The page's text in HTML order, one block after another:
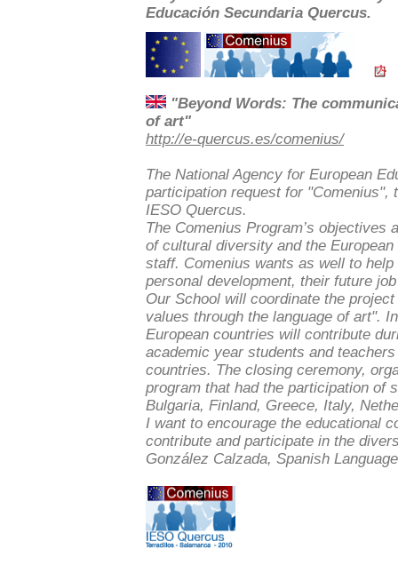
Educación Secundaria Quercus.
"Beyond Words: The
of art"
http://e-quercus.es/comenius/
The National Agency for European
participation request for
IESO Quercus.
The Comenius Program’s objectives
of cultural diversity and the
staff. Comenius wants as well to
personal development, their future
Our School will coordinate the
values through the language of art".
European countries will contribute
academic year students and
countries. The closing ceremony,
program that had the participation of
Bulgaria, Finland, Greece, Italy,
I want to encourage the educational
contribute and participate in the
González Calzada, Spanish